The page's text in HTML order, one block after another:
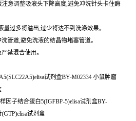
意调整吸液头下降高度,避免冲洗针头卡住酶
量过多将溢出,过少将达不到洗涤效果。
管道,避免洗液的结晶物堵塞管道。
禁混合使用。
试剂盒BY-M02334 小鼠肿廇
因子结合蛋白5(IGFBP-5)elisa试剂盒BY-
试剂盒